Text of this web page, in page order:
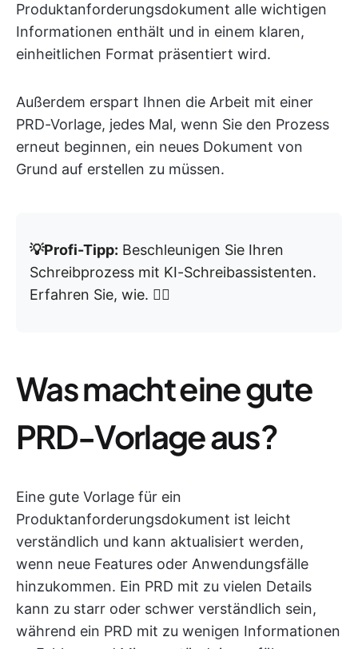
Produktanforderungsdokument alle wichtigen
Informationen enthält und in einem klaren,
einheitlichen Format präsentiert wird.
Außerdem erspart Ihnen die Arbeit mit einer
PRD-Vorlage, jedes Mal, wenn Sie den Prozess
erneut beginnen, ein neues Dokument von
Grund auf erstellen zu müssen.
💡Profi-Tipp: Beschleunigen Sie Ihren
Schreibprozess mit KI-Schreibassistenten.
Erfahren Sie, wie. 👇🏼
Was macht eine gute
PRD-Vorlage aus?
Eine gute Vorlage für ein
Produktanforderungsdokument ist leicht
verständlich und kann aktualisiert werden,
wenn neue Features oder Anwendungsfälle
hinzukommen. Ein PRD mit zu vielen Details
kann zu starr oder schwer verständlich sein,
während ein PRD mit zu wenigen Informationen